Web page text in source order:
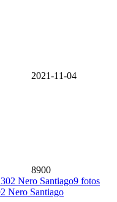
2021-11-04
8900
9 fotos
Nero Santiago